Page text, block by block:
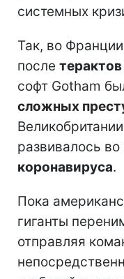
системных
Так, во
после
софт Gotham
сложных
развивалось
коронавируса.
Пока
гиганты
отправляя